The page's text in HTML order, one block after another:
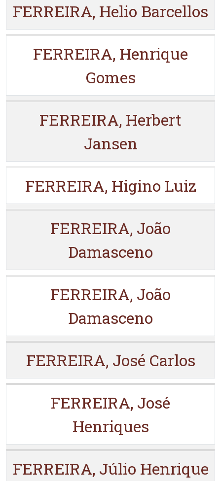
FERREIRA, Helio Barcellos
FERREIRA, Henrique
Gomes
FERREIRA, Herbert
Jansen
FERREIRA, Higino Luiz
FERREIRA, João
Damasceno
FERREIRA, João
Damasceno
FERREIRA, José Carlos
FERREIRA, José
Henriques
FERREIRA, Júlio Henrique